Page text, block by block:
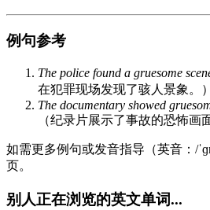
例句参考
The police found a gruesome
在犯罪现场发现了骇人景象。）
The documentary showed
（纪录片展示了事故的恐怖画
如需更多例句或发音指导（英音：/
页。
别人正在浏览的英文单词...